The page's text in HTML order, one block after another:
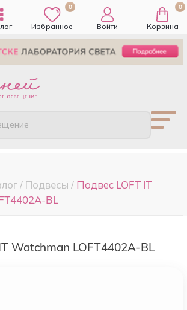
0
Избранное Войти
0
Корзина
/ Подвесы / Подвес LOFT IT
BL
Watchman LOFT4402A-BL